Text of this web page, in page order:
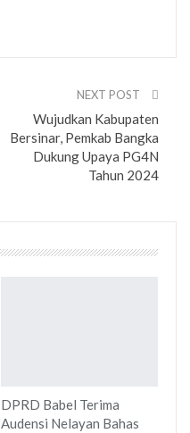
NEXT POST
Wujudkan Kabupaten
Bersinar, Pemkab Bangka
Dukung Upaya PG4N
Tahun 2024
DPRD Babel Terima
Audensi Nelayan Bahas